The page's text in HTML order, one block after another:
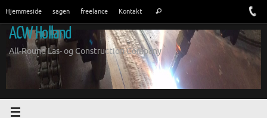
indhold
Hjemmeside sagen freelance Kontakt Søg
ACW Holland
All-Round Las- og Construction Company